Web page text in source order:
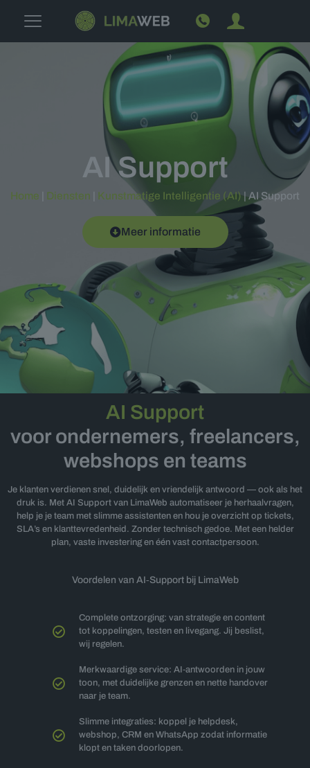
AI Support
Home Diensten Kunstmatige Intelligentie (AI)|AI Support
Meer informatie
AI Support
voor ondernemers, freelancers,
webshops en teams
Je klanten verdienen snel, duidelijk en vriendelijk antwoord — ook als het
druk is. Met AI Support van LimaWeb automatiseer je herhaalvragen,
help je je team met slimme assistenten en hou je overzicht op tickets,
SLA’s en klanttevredenheid. Zonder technisch gedoe. Met een helder
plan, vaste investering en één vast contactpersoon.
Voordelen van AI‑Support bij LimaWeb
Complete ontzorging: van strategie en content
tot koppelingen, testen en livegang. Jij beslist,
wij regelen.
Merkwaardige service: AI‑antwoorden in jouw
toon, met duidelijke grenzen en nette handover
naar je team.
Slimme integraties: koppel je helpdesk,
webshop, CRM en WhatsApp zodat informatie
klopt en taken doorlopen.